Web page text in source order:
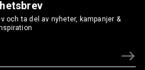
och ta del av nyheter, kampanjer &